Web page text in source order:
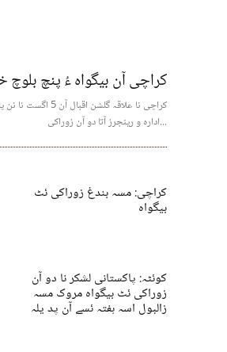
کراچی آن بیگواہ ءُ پنچ بلوچ
کراچی نا علاقہ گلشن
ادارہ و رینجرز آتا دو آن زوراکی...
کراچی: مسہ بندغ زوراکی ئٹ
بیگواہ
کوئٹہ: پاکستانی لشکر نا دو آن
زوراکی ئٹ بیگواہ مروک مسہ
زالبول اسہ ہفتہ ئسے آن پد یلہ